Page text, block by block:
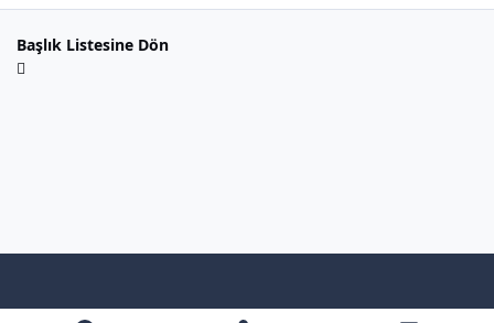
Başlık Listesine Dön
Light ModeDark Mode